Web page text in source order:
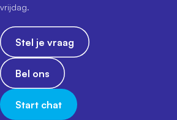
vrijdag.
Stel je vraag
Bel ons
Start chat